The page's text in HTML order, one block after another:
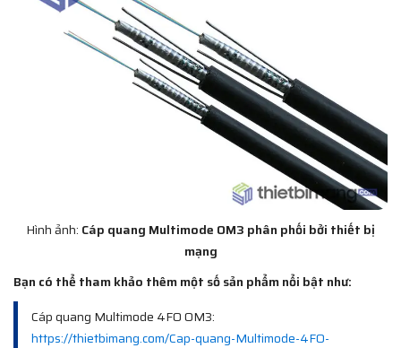
Hình ảnh: Cáp quang Multimode OM3 phân phối bởi thiết bị
mạng
Bạn có thể tham khảo thêm một số sản phẩm nổi bật như:
Cáp quang Multimode 4FO OM3:
https://thietbimang.com/Cap-quang-Multimode-4FO-